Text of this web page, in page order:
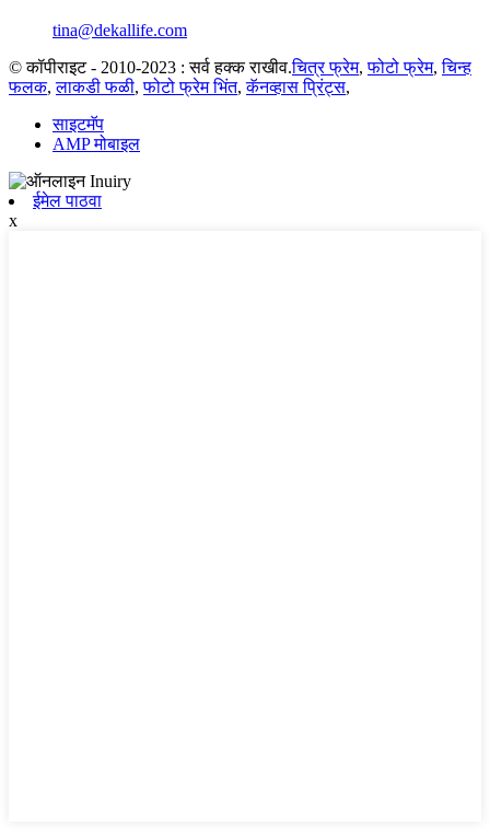
tina@dekallife.com
© कॉपीराइट - 2010-2023 : सर्व हक्क राखीव.चित्र फ्रेम,फोटो फ्रेम,चिन्ह
फलक,लाकडी फळी,फोटो फ्रेम भिंत,कॅनव्हास प्रिंट्स,
साइटमॅप
AMP मोबाइल
ईमेल पाठवा
x